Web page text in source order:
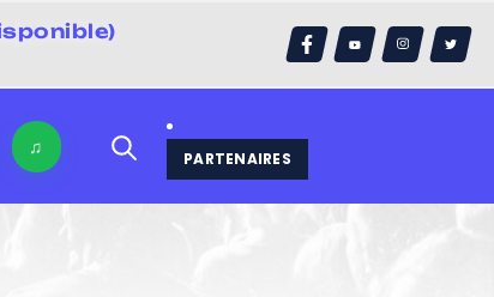
♫
PARTENAIRES